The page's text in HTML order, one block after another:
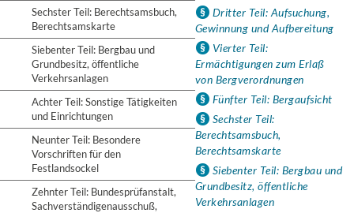
Sechster Teil: Berechtsamsbuch,
Berechtsamskarte
Siebenter Teil: Bergbau und
Grundbesitz, öffentliche
Verkehrsanlagen
Achter Teil: Sonstige Tätigkeiten
und Einrichtungen
Neunter Teil: Besondere
Vorschriften für den
Festlandsockel
Zehnter Teil: Bundesprüfanstalt,
Sachverständigenausschuß,
Dritter Teil: Aufsuchung,
Gewinnung und Aufbereitung
Vierter Teil:
Ermächtigungen zum Erlaß
von Bergverordnungen
Fünfter Teil: Bergaufsicht
Sechster Teil:
Berechtsamsbuch,
Berechtsamskarte
Siebenter Teil: Bergbau und
Grundbesitz, öffentliche
Verkehrsanlagen